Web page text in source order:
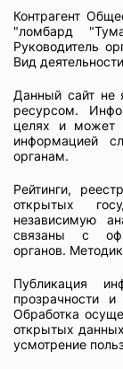
Контрагент
"ломбард
Руководитель
Вид
Данный сайт не
ресурсом.
целях и может
информацией
органам.
Рейтинги,
открытых
независимую
связаны с
органов.
Публикация
прозрачности и
Обработка
открытых
усмотрение